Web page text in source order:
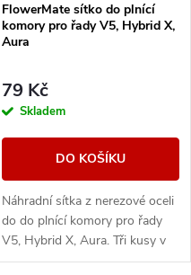
FlowerMate sítko do plnící
komory pro řady V5, Hybrid X,
Aura
79 Kč
Skladem
DO KOŠÍKU
Náhradní sítka z nerezové oceli
do do plnící komory pro řady
V5, Hybrid X, Aura. Tři kusy v
balení.